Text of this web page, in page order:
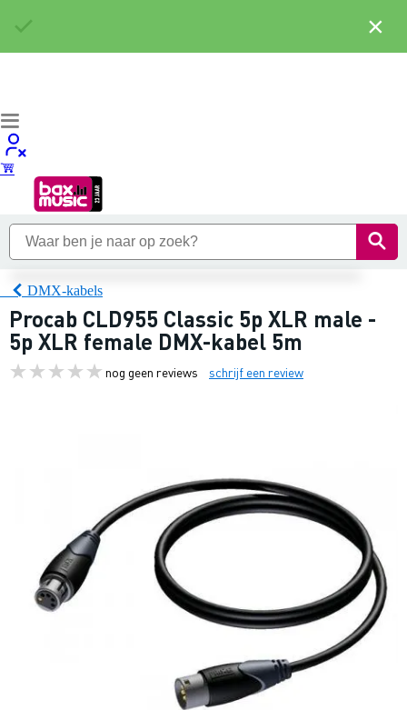
DMX-kabels
Procab CLD955 Classic 5p XLR male -
5p XLR female DMX-kabel 5m
nog geen reviews schrijf een review
×